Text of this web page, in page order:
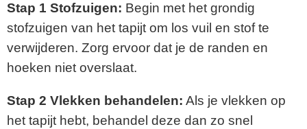
Stap 1 Stofzuigen: Begin met het grondig
stofzuigen van het tapijt om los vuil en stof te
verwijderen. Zorg ervoor dat je de randen en
hoeken niet overslaat.
Stap 2 Vlekken behandelen: Als je vlekken op
het tapijt hebt, behandel deze dan zo snel